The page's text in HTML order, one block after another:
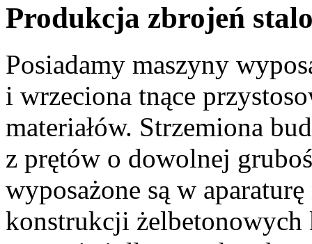
Produkcja zbrojeń
Posiadamy maszyny
i wrzeciona tnące
materiałów. Strzemiona
z prętów o dowolnej
wyposażone są w
konstrukcji żelbetonowych